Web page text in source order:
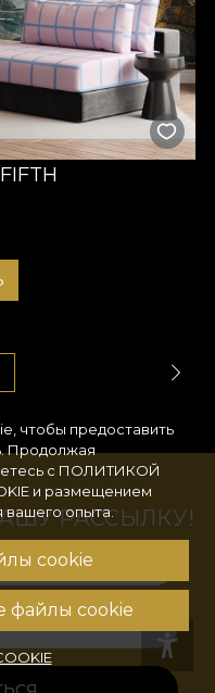
чтобы предоставить
Продолжая
с ПОЛИТИКОЙ
и размещением
вашего опыта.
cookie
файлы cookie
РАССЫЛКУ!